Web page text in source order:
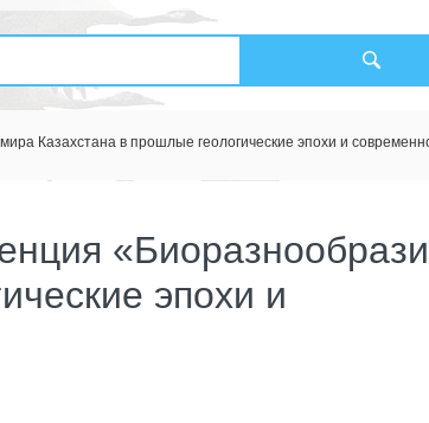
Казахстана в прошлые геологические эпохи и
эпохи и